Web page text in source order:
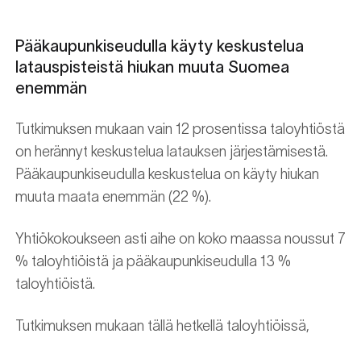
Pääkaupunkiseudulla käyty keskustelua
latauspisteistä hiukan muuta Suomea
enemmän
Tutkimuksen mukaan vain 12 prosentissa taloyhtiöstä
on herännyt keskustelua latauksen järjestämisestä.
Pääkaupunkiseudulla keskustelua on käyty hiukan
muuta maata enemmän (22 %).
Yhtiökokoukseen asti aihe on koko maassa noussut 7
% taloyhtiöistä ja pääkaupunkiseudulla 13 %
taloyhtiöistä.
Tutkimuksen mukaan tällä hetkellä taloyhtiöissä,